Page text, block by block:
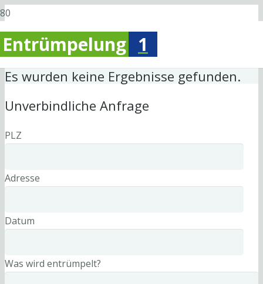
Entrümpelung 1
Es wurden keine Ergebnisse gefunden.
Unverbindliche Anfrage
PLZ
Adresse
Datum
Was wird entrümpelt?